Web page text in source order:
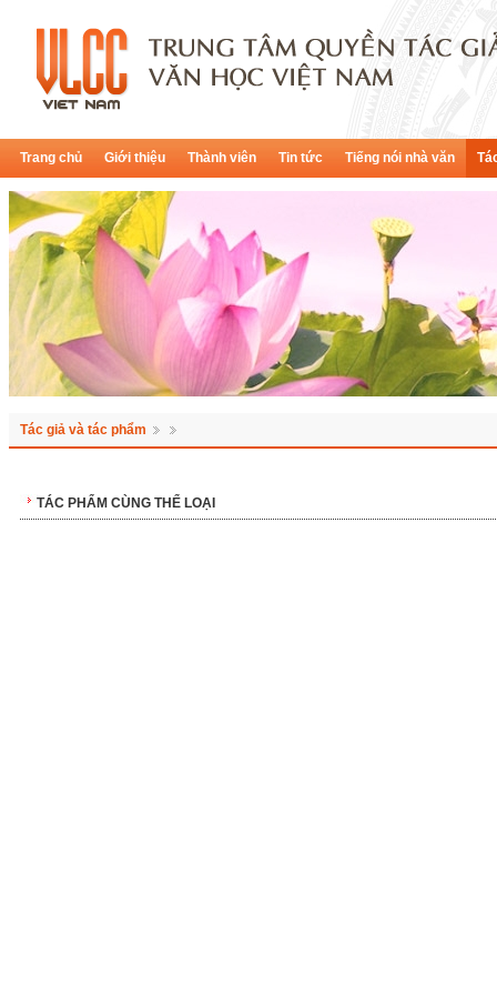
Trang chủ Giới thiệu Thành viên Tin tức Tiếng nói nhà văn
Tác giả và tác phẩm
TÁC PHẨM CÙNG THỂ LOẠI